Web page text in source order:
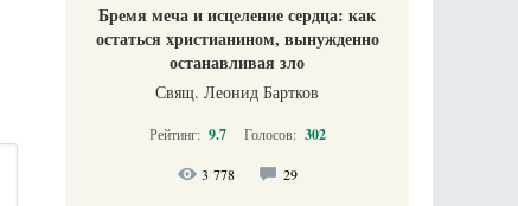
Бремя меча и исцеление сердца: как
остаться христианином, вынужденно
останавливая зло
Свящ. Леонид Бартков
Рейтинг: 9.7 Голосов: 302
3 778 29